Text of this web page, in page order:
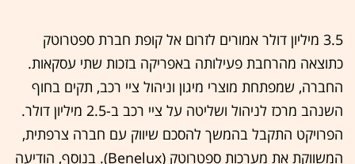
3.5 מיליון דולר אמורים לזרום אל קופת חברת ספטרוטק
כתוצאה מהרחבת פעילותה באפריקה בזכות שתי עסקאות.
החברה, שמפתחת מוצרי מיגון וניהול ציי רכב, תקים בחוף
השנהב מרכז לניהול ושליטה על ציי רכב ב-2.5 מיליון דולר.
הפרויקט התקבל בהמשך להסכם שיווק עם חברה צרפתית,
המשווקת את מערכות ספטרוטק (Benelux). בנוסף, הודיעה